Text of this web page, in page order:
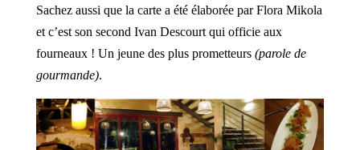
Sachez aussi que la carte a été élaborée par Flora Mikola
et c’est son second Ivan Descourt qui officie aux
fourneaux ! Un jeune des plus prometteurs (parole de
gourmande).